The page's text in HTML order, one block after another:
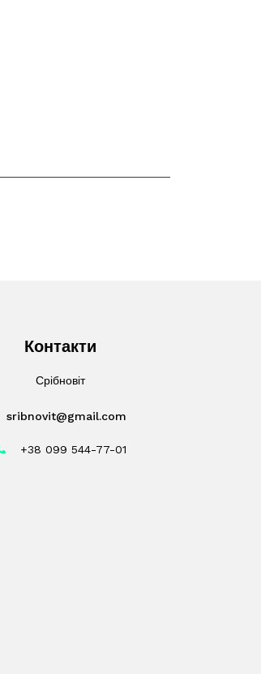
Контакти
Срібновіт
sribnovit@gmail.com
+38 099 544-77-01